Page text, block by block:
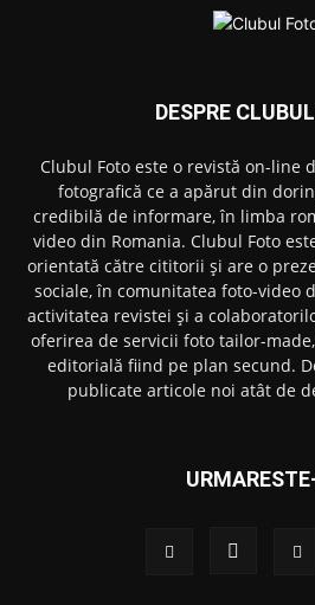
DESPRE
Clubul Foto este o revistă on-line
fotografică ce a apărut din
credibilă de informare, în limba
video din Romania. Clubul Foto
orientată către cititorii și are o
sociale, în comunitatea foto-video
activitatea revistei și a
oferirea de servicii foto tailor-
editorială fiind pe plan secund.
publicate articole noi atât de